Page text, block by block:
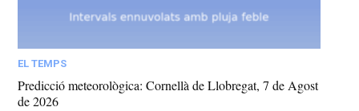
EL TEMPS
Predicció meteorològica: Cornellà de Llobregat, 7 de Agost
de 2026